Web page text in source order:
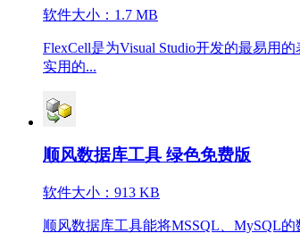
软件大小：1.7 MB
FlexCell是为Visual Studio开发的最易用
实用的...
顺风数据库工具 绿色免费版
软件大小：913 KB
顺风数据库工具能将MSSQL、MySQL